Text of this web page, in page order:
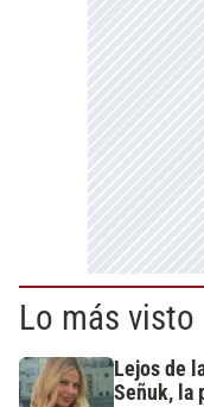
Lo más visto
Lejos de
Señuk, la